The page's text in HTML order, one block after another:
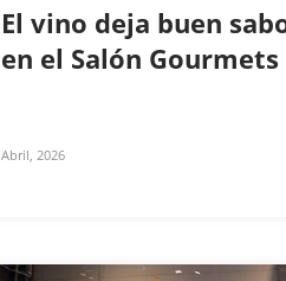
El vino deja buen
en el Salón Gourmets
Abril, 2026